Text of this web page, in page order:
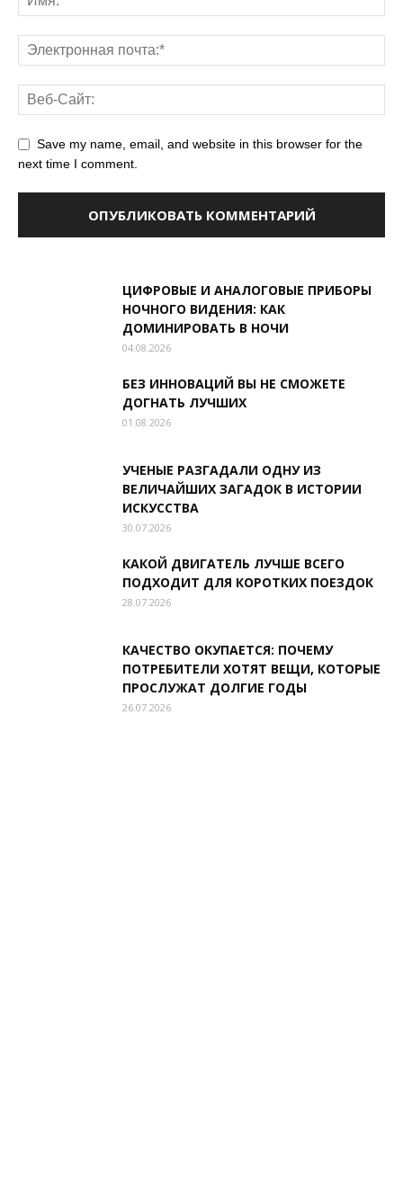
Save my name, email, and website in this browser for the
next time I comment.
ЦИФРОВЫЕ И АНАЛОГОВЫЕ ПРИБОРЫ
НОЧНОГО ВИДЕНИЯ: КАК
ДОМИНИРОВАТЬ В НОЧИ
04.08.2026
БЕЗ ИННОВАЦИЙ ВЫ НЕ СМОЖЕТЕ
ДОГНАТЬ ЛУЧШИХ
01.08.2026
УЧЕНЫЕ РАЗГАДАЛИ ОДНУ ИЗ
ВЕЛИЧАЙШИХ ЗАГАДОК В ИСТОРИИ
ИСКУССТВА
30.07.2026
КАКОЙ ДВИГАТЕЛЬ ЛУЧШЕ ВСЕГО
ПОДХОДИТ ДЛЯ КОРОТКИХ ПОЕЗДОК
28.07.2026
КАЧЕСТВО ОКУПАЕТСЯ: ПОЧЕМУ
ПОТРЕБИТЕЛИ ХОТЯТ ВЕЩИ, КОТОРЫЕ
ПРОСЛУЖАТ ДОЛГИЕ ГОДЫ
26.07.2026